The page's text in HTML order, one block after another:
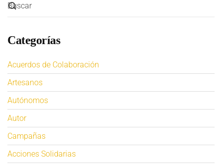
Categorías
Acuerdos de Colaboración
Artesanos
Autónomos
Autor
Campañas
Acciones Solidarias